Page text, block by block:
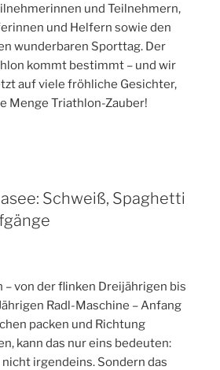
und Teilnehmern,
und Helfern sowie den
wunderbaren Sporttag. Der
kommt bestimmt – und wir
auf viele fröhliche Gesichter,
Menge Triathlon-Zauber!
Schweiß, Spaghetti
– von der flinken Dreijährigen bis
Radl-Maschine – Anfang
packen und Richtung
kann das nur eins bedeuten:
irgendeins. Sondern das